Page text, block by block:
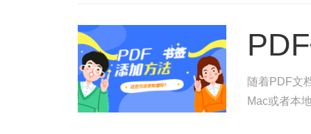
随着PDF文
Mac或者本